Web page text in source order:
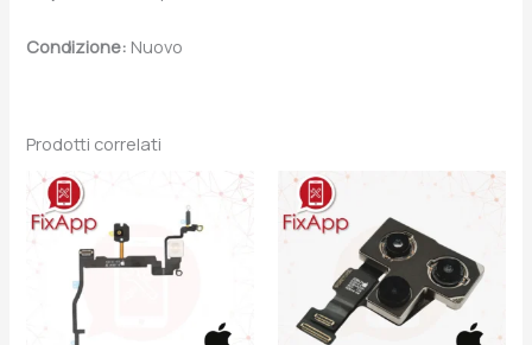
Condizione: Nuovo
Prodotti correlati